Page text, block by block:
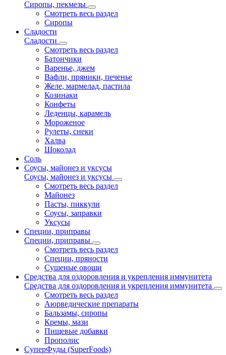
Сиропы, пекмезы
Смотреть весь раздел
Сиропы
Сладости
Сладости
Смотреть весь раздел
Батончики
Варенье, джем
Вафли, пряники, печенье
Желе, мармелад, пастила
Козинаки
Конфеты
Леденцы, карамель
Мороженое
Рулеты, снеки
Халва
Шоколад
Соль
Соусы, майонез и уксусы
Соусы, майонез и уксусы
Смотреть весь раздел
Майонез
Пасты, пиккули
Соусы, заправки
Уксусы
Специи, приправы
Специи, приправы
Смотреть весь раздел
Специи, пряности
Сушеные овощи
Средства для оздоровления и укрепления иммунитета
Средства для оздоровления и укрепления иммунитета
Смотреть весь раздел
Аюрведические препараты
Бальзамы, сиропы
Кремы, мази
Пищевые добавки
Прополис
СуперФуды (SuperFoods)